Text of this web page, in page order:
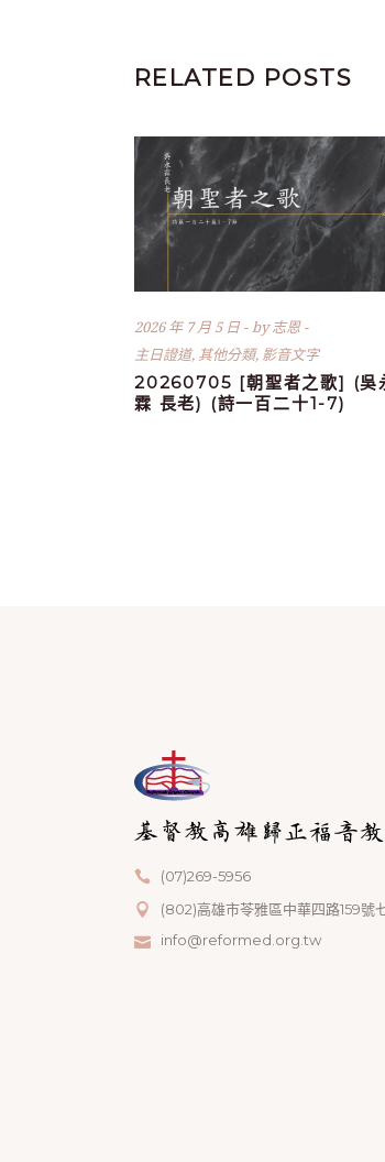
RELATED POSTS
2026 年 7 月 5 日 by志恩
主日證道, 其他分類, 影音文字
20260705 [朝聖者之歌] (吳
霖 長老) (詩一百二十1-7)
(07)269-5956
(802)高雄市苓雅區中華四路159號
info@reformed.org.tw